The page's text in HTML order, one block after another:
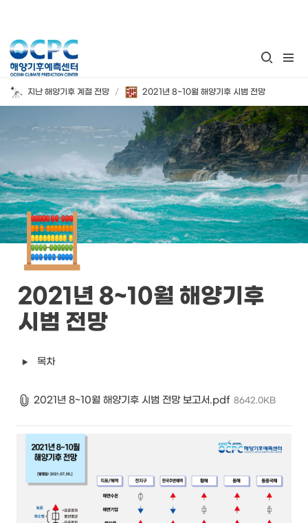
지난 해양기후 계절 전망 / 2021년 8~10월 해양기후 시범 전망
🧮
2021년 8~10월 해양기후
시범 전망
목차
2021년 8~10월 해양기후 시범 전망 보고서.pdf 8642.0KB